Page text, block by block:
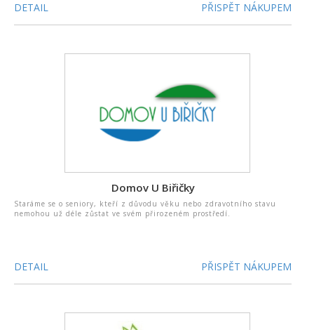
DETAIL PŘISPĚT NÁKUPEM
Domov U Biřičky
Staráme se o seniory, kteří z důvodu věku nebo zdravotního stavu
nemohou už déle zůstat ve svém přirozeném prostředí.
DETAIL PŘISPĚT NÁKUPEM